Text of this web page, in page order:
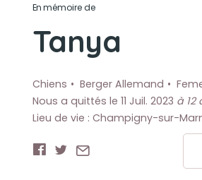
En mémoire de
Tanya
Chiens Berger Allemand
Nous a quittés le 11 Juil. 2023 à 12
Lieu de vie : Champigny-sur-